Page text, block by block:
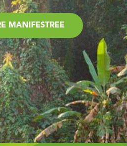
MANIFESTREE